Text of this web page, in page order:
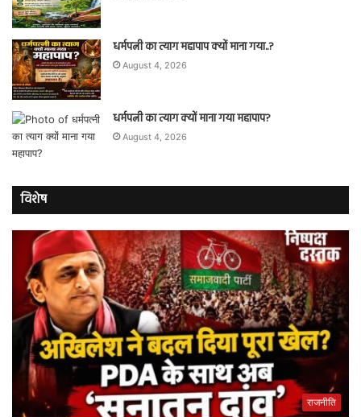
धर्मपत्नी का त्याग महापाप क्यों माना गया..?
August 4, 2026
धर्मपत्नी का त्याग क्यों माना गया महापाप?
August 4, 2026
विशेष
राजनीति